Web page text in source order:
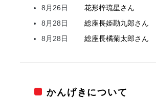
8月26日
花形梓琉星さん
8月28日
総座長姫勘九郎さん
8月28日
総座長橘菊太郎さん
かんげきについて